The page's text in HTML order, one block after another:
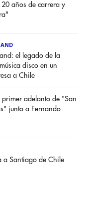
20 años de carrera y
el legado de la
disco en un
a Chile
primer adelanto de "San
junto a Fernando
a Santiago de Chile